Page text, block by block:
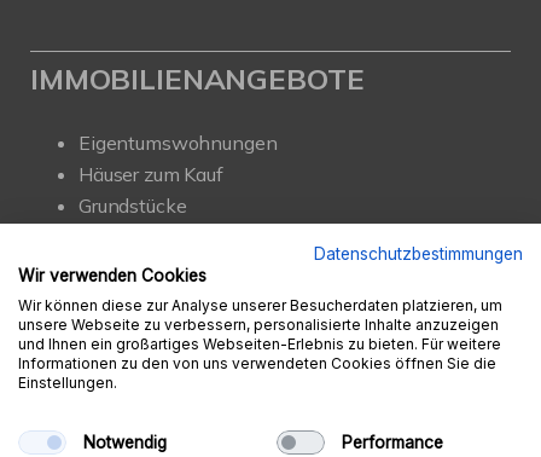
IMMOBILIENANGEBOTE
Eigentumswohnungen
Häuser zum Kauf
Grundstücke
Renditeobjekte
Gewerbeimmobilien
© Ambition Immobilien e.K. Powered by
Datenschutzbestimmungen
Wir verwenden Cookies
Wir können diese zur Analyse unserer Besucherdaten platzieren, um
unsere Webseite zu verbessern, personalisierte Inhalte anzuzeigen
und Ihnen ein großartiges Webseiten-Erlebnis zu bieten. Für weitere
Informationen zu den von uns verwendeten Cookies öffnen Sie die
Einstellungen.
Notwendig Performance